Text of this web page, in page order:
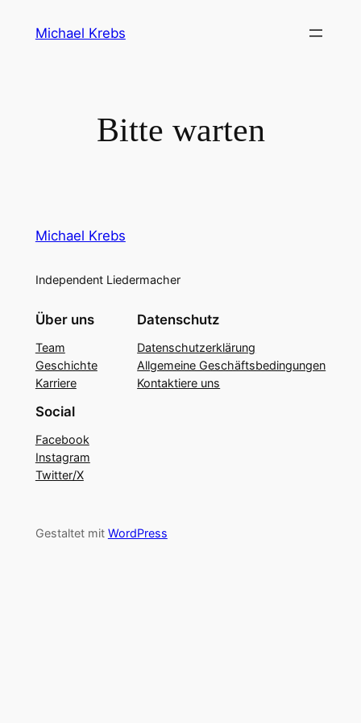
Michael Krebs
Bitte warten
Michael Krebs
Independent Liedermacher
Über uns
Team
Geschichte
Karriere
Datenschutz
Datenschutzerklärung
Allgemeine Geschäftsbedingungen
Kontaktiere uns
Social
Facebook
Instagram
Twitter/X
Gestaltet mit WordPress